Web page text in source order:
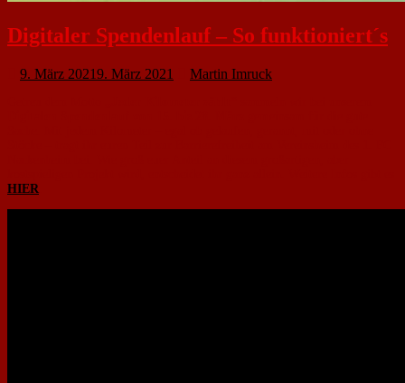
Digitaler Spendenlauf – So funktioniert´s
9. März 20219. März 2021 Martin Imruck
HIER